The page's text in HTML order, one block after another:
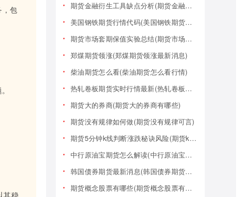
，包
其稳
期货金融衍生工具缺点分析(期货金融衍生工具缺点分析报告)
美国钢铁期货行情代码(美国钢铁期货行情大盘)
期货市场套期保值实验总结(期货市场套期保值实验总结报告)
郑煤期货领涨(郑煤期货领涨最新消息)
柴油期货怎么看(柴油期货怎么看行情)
热轧卷板期货实时行情最新(热轧卷板期货实时行情最新报价)
期货大的券商(期货大的券商有哪些)
期货没有规律如何做(期货没有规律可言)
期货5分钟k线判断涨跌秘诀风险(期货k线技巧)
中行原油宝期货怎么解读(中行原油宝期货事件)
韩国债券期货最新消息(韩国债券期货最新消息新闻)
期货概念股票有哪些(期货概念股票有哪些类型)